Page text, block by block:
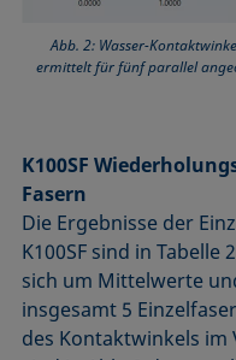
Abb. 2: Wasser-
ermittelt für fünf parallel
K100SF
Fasern
Die Ergebnisse der
K100SF sind in
sich um Mittelwerte
insgesamt 5
des Kontaktwinkels